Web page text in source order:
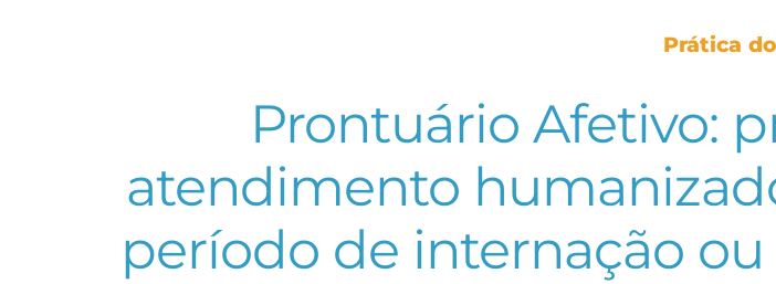
Prática
Prontuário Afetivo:
atendimento
período de internação